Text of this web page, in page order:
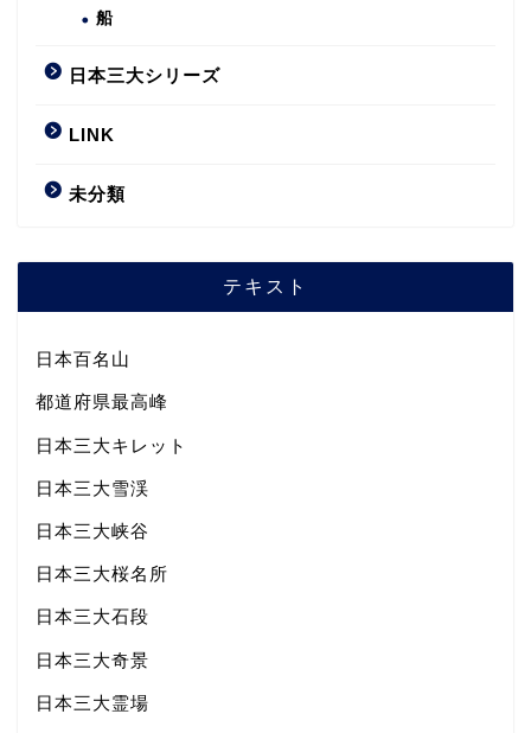
船
日本三大シリーズ
LINK
未分類
テキスト
日本百名山
都道府県最高峰
日本三大キレット
日本三大雪渓
日本三大峡谷
日本三大桜名所
日本三大石段
日本三大奇景
日本三大霊場